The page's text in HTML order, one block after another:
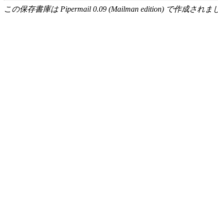
この保存書庫は Pipermail 0.09 (Mailman edition) で作成されま